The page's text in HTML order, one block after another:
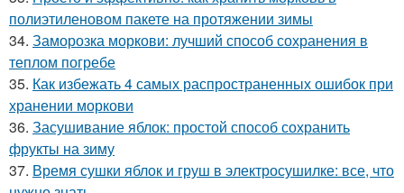
полиэтиленовом пакете на протяжении зимы
34. Заморозка моркови: лучший способ сохранения в
теплом погребе
35. Как избежать 4 самых распространенных ошибок при
хранении моркови
36. Засушивание яблок: простой способ сохранить
фрукты на зиму
37. Время сушки яблок и груш в электросушилке: все, что